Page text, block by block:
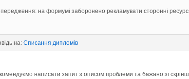
на формумі заборонено рекламувати сторонні
на: Списання дипломів
написати запит з описом проблеми та бажано зі